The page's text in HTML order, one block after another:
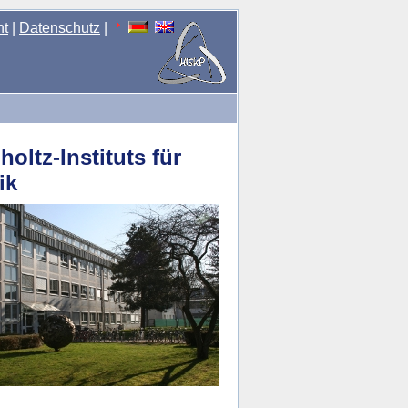
| Datenschutz
Instituts für